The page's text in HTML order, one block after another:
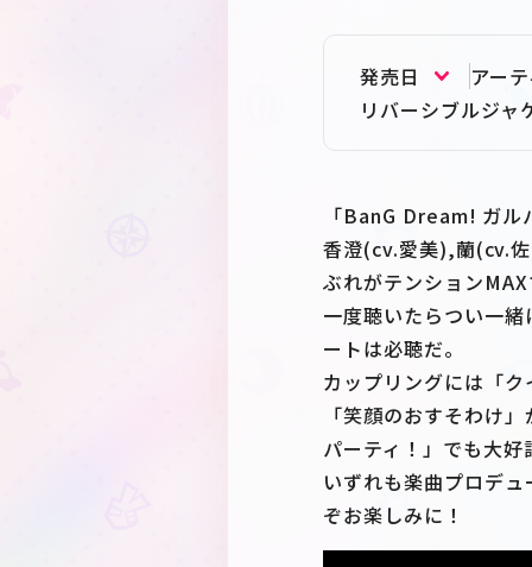
発売日
アー
リバーシブルジャ
「BanG Dream! ガ
香澄(cv.愛美),蘭(cv.
ぶれがテンション
一度聴いたらつい一
ートは必聴だ。
カップリングには「
「笑顔のおすそわけ
パーティ！」でも大好
いずれも楽曲プロデ
ぞお楽しみに！